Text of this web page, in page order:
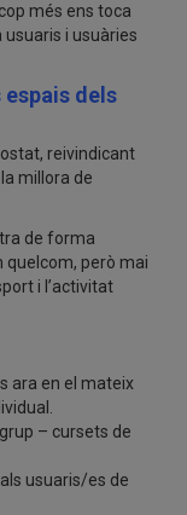
més ens toca
i usuàries
dels
reivindicant
millora de
de forma
quelcom, però mai
i l’activitat
ara en el mateix
– cursets de
usuaris/es de